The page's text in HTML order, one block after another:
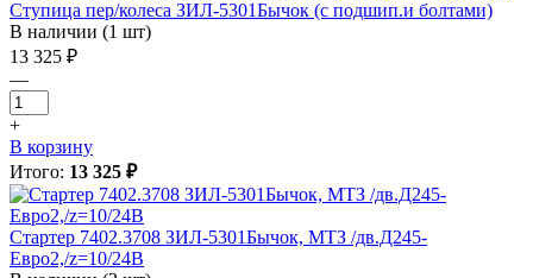
Ступица пер/колеса ЗИЛ-5301Бычок (с подшип.и болтами)
В наличии (1 шт)
13 325 ₽
—
+
В корзину
Итого: 13 325 ₽
Стартер 7402.3708 ЗИЛ-5301Бычок, МТЗ /дв.Д245-
Евро2,/z=10/24В